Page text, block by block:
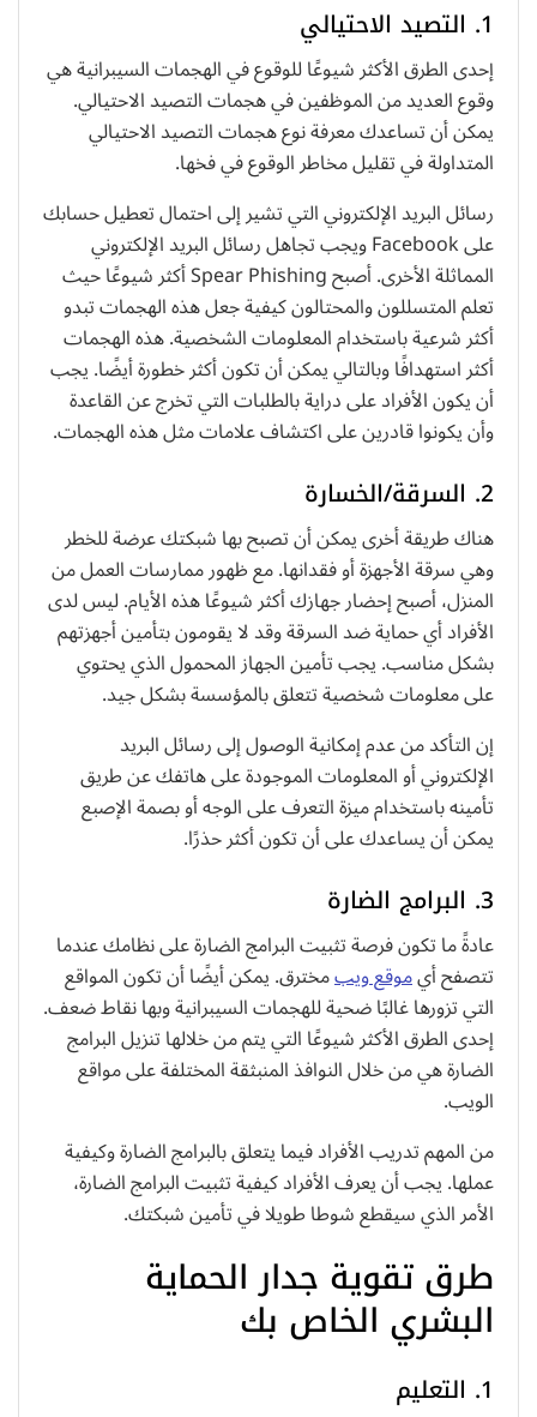
1. التصيد الاحتيالي
إحدى الطرق الأكثر شيوعًا للوقوع في الهجمات السيبرانية هي
وقوع العديد من الموظفين في هجمات التصيد الاحتيالي.
يمكن أن تساعدك معرفة نوع هجمات التصيد الاحتيالي
المتداولة في تقليل مخاطر الوقوع في فخها.
رسائل البريد الإلكتروني التي تشير إلى احتمال تعطيل حسابك
على Facebook ويجب تجاهل رسائل البريد الإلكتروني
المماثلة الأخرى. أصبح Spear Phishing أكثر شيوعًا حيث
تعلم المتسللون والمحتالون كيفية جعل هذه الهجمات تبدو
أكثر شرعية باستخدام المعلومات الشخصية. هذه الهجمات
أكثر استهدافًا وبالتالي يمكن أن تكون أكثر خطورة أيضًا. يجب
أن يكون الأفراد على دراية بالطلبات التي تخرج عن القاعدة
وأن يكونوا قادرين على اكتشاف علامات مثل هذه الهجمات.
2. السرقة/الخسارة
هناك طريقة أخرى يمكن أن تصبح بها شبكتك عرضة للخطر
وهي سرقة الأجهزة أو فقدانها. مع ظهور ممارسات العمل من
المنزل، أصبح إحضار جهازك أكثر شيوعًا هذه الأيام. ليس لدى
الأفراد أي حماية ضد السرقة وقد لا يقومون بتأمين أجهزتهم
بشكل مناسب. يجب تأمين الجهاز المحمول الذي يحتوي
على معلومات شخصية تتعلق بالمؤسسة بشكل جيد.
إن التأكد من عدم إمكانية الوصول إلى رسائل البريد
الإلكتروني أو المعلومات الموجودة على هاتفك عن طريق
تأمينه باستخدام ميزة التعرف على الوجه أو بصمة الإصبع
يمكن أن يساعدك على أن تكون أكثر حذرًا.
3. البرامج الضارة
عادةً ما تكون فرصة تثبيت البرامج الضارة على نظامك عندما
تتصفح أيموقع ويبمخترق. يمكن أيضًا أن تكون المواقع
التي تزورها غالبًا ضحية للهجمات السيبرانية وبها نقاط ضعف.
إحدى الطرق الأكثر شيوعًا التي يتم من خلالها تنزيل البرامج
الضارة هي من خلال النوافذ المنبثقة المختلفة على مواقع
الويب.
من المهم تدريب الأفراد فيما يتعلق بالبرامج الضارة وكيفية
عملها. يجب أن يعرف الأفراد كيفية تثبيت البرامج الضارة،
الأمر الذي سيقطع شوطا طويلا في تأمين شبكتك.
طرق تقوية جدار الحماية
البشري الخاص بك
1. التعليم